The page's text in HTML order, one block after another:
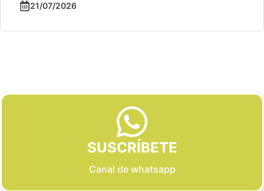
21/07/2026
SUSCRÍBETE
Canal de whatsapp